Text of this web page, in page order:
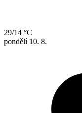
29/14 °C
pondělí 10. 8.